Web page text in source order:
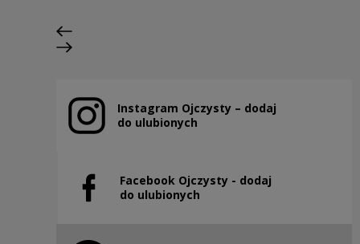
Poprzedni slajd
Następny slajd
Instagram Ojczysty – dodaj
do ulubionych
Uwaga, link zostanie otwarty w nowym oknie
Facebook Ojczysty - dodaj
do ulubionych
Uwaga, link zostanie otwarty w nowym oknie